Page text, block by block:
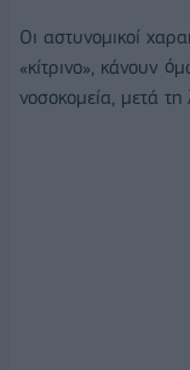
Οι αστυνομικοί
«κίτρινο», κάνουν
νοσοκομεία, μετά